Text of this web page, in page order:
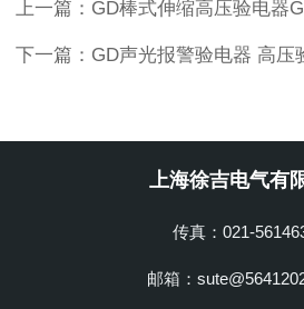
上一篇： GD棒式伸缩高压验电器GD高压折
下一篇： GD声光报警验电器 高压验电器 低压验电器
上海徐吉电气有
传真：021-
邮箱：